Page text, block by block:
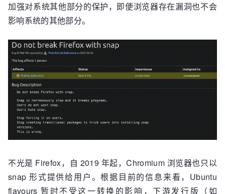
加强对系统其他部分的保护，即便浏览器存在漏洞也不会
影响系统的其他部分。
不光是 Firefox，自 2019 年起，Chromium 浏览器也只以
snap 形式提供给用户。根据目前的信息来看，Ubuntu
flavours 暂时不受这一转换的影响，下游发行版（如